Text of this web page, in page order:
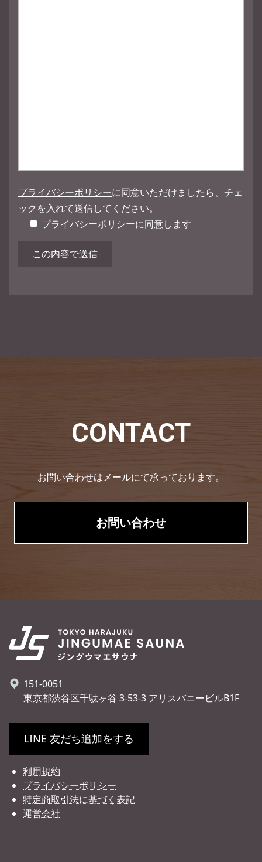
プライバシーポリシーに同意いただけましたら、チェ
ックを入れて送信してください。
プライバシーポリシーに同意します
CONTACT
お問い合わせはメールにて承っております。
お問い合わせ
151-0051
東京都渋谷区千駄ヶ谷 3-53-3 アリスバニービルB1F
LINE 友だち追加をする
利用規約
プライバシーポリシー
特定商取引法に基づく表記
運営会社